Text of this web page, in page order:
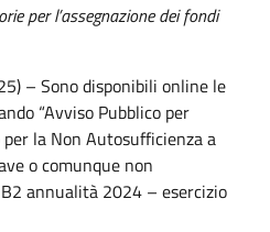
per l’assegnazione dei fondi
– Sono disponibili online le
“Avviso Pubblico per
per la Non Autosufficienza a
o comunque non
annualità 2024 – esercizio